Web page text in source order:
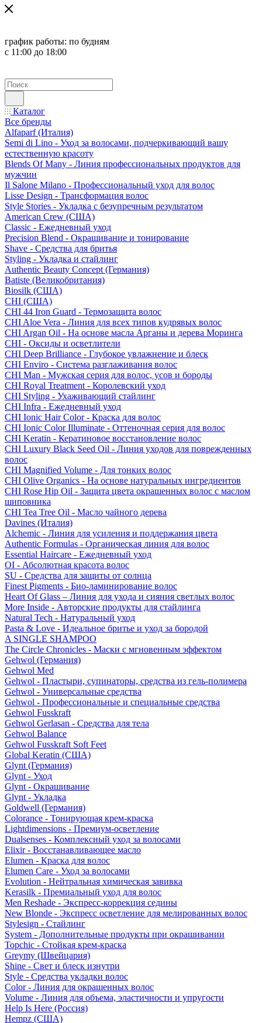
график работы: по будням
с 11:00 до 18:00
Каталог
Все бренды
Alfaparf (Италия)
Semi di Lino - Уход за волосами, подчеркивающий вашу
естественную красоту
Blends Of Many - Линия профессиональных продуктов для
мужчин
Il Salone Milano - Профессиональный уход для волос
Lisse Design - Трансформация волос
Style Stories - Укладка с безупречным результатом
American Crew (США)
Classic - Ежедневный уход
Precision Blend - Окрашивание и тонирование
Shave - Средства для бритья
Styling - Укладка и стайлинг
Authentic Beauty Concept (Германия)
Batiste (Великобритания)
Biosilk (США)
CHI (США)
CHI 44 Iron Guard - Термозащита волос
CHI Aloe Vera - Линия для всех типов кудрявых волос
CHI Argan Oil - На основе масла Арганы и дерева Моринга
CHI - Оксиды и осветлители
CHI Deep Brilliance - Глубокое увлажнение и блеск
CHI Enviro - Система разглаживания волос
CHI Man - Мужская серия для волос, усов и бороды
CHI Royal Treatment - Королевский уход
CHI Styling - Ухаживающий стайлинг
CHI Infra - Ежедневный уход
CHI Ionic Hair Color - Краска для волос
CHI Ionic Color Illuminate - Оттеночная серия для волос
CHI Keratin - Кератиновое восстановление волос
CHI Luxury Black Seed Oil - Линия уходов для поврежденных
волос
CHI Magnified Volume - Для тонких волос
CHI Olive Organics - На основе натуральных ингредиентов
CHI Rose Hip Oil - Защита цвета окрашенных волос с маслом
шиповника
CHI Tea Tree Oil - Масло чайного дерева
Davines (Италия)
Alchemic - Линия для усиления и поддержания цвета
Authentic Formulas - Органическая линия для волос
Essential Haircare - Eжедневный уход
OI - Абсолютная красота волос
SU - Средства для защиты от солнца
Finest Pigments - Био-ламинирование волос
Heart Of Glass – Линия для ухода и сияния светлых волос
More Inside - Авторские продукты для стайлинга
Natural Tech - Натуральный уход
Pasta & Love - Идеальное бритье и уход за бородой
A SINGLE SHAMPOO
The Circle Chronicles - Маски с мгновенным эффектом
Gehwol (Германия)
Gehwol Med
Gehwol - Пластыри, супинаторы, средства из гель-полимера
Gehwol - Универсальные средства
Gehwol - Профессиональные и специальные средства
Gehwol Fusskraft
Gehwol Gerlasan - Средства для тела
Gehwol Balance
Gehwol Fusskraft Soft Feet
Global Keratin (США)
Glynt (Германия)
Glynt - Уход
Glynt - Окрашивание
Glynt - Укладка
Goldwell (Германия)
Colorance - Тонирующая крем-краска
Lightdimensions - Премиум-осветление
Dualsenses - Комплексный уход за волосами
Elixir - Восстанавливающее масло
Elumen - Краска для волос
Elumen Care - Уход за волосами
Evolution - Нейтральная химическая завивка
Kerasilk - Премиальный уход для волос
Men Reshade - Экспресс-коррекция седины
New Blonde - Экспресс осветление для мелированных волос
Stylesign - Стайлинг
System - Дополнительные продукты при окрашивании
Topchic - Стойкая крем-краска
Greymy (Швейцария)
Shine - Свет и блеск изнутри
Style - Средства укладки волос
Color - Линия для окрашенных волос
Volume - Линия для объема, эластичности и упругости
Help Is Here (Россия)
Hempz (США)